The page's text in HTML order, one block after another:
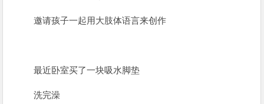
邀请孩子一起用大肢体语言来创作
最近卧室买了一块吸水脚垫
洗完澡